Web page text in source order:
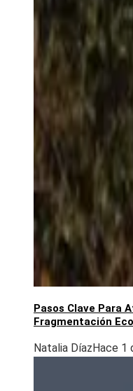
Pasos Clave Para
Fragmentación
Natalia DíazHace 1